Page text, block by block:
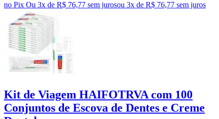
no Pix Ou 3x de R$ 76,77 sem jurosou 3x de R$ 76,77 sem juros
Kit de Viagem HAIFOTRVA com 100
Conjuntos de Escova de Dentes e Creme